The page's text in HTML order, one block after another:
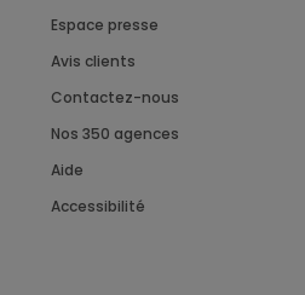
Espace presse
Avis clients
Contactez-nous
Nos 350 agences
Aide
Accessibilité